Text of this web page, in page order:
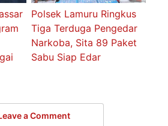
Polsek Lamuru Ringkus
Tiga Terduga Pengedar
Narkoba, Sita 89 Paket
Sabu Siap Edar
a Comment